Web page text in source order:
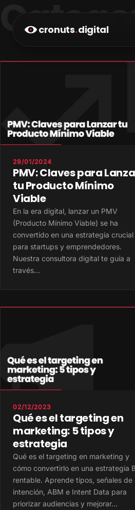
cronuts.digital
29/01/2024
PMV: Claves para
tu Producto Mínimo
Viable
En la era digital, lanzar un PMV
(Producto Mínimo Viable) se ha
convertido en una estrategia crucial
para startups y emprendedores.
Nuestra consultora digital te guía a
través…
02/12/2023
Qué es el targeting en
marketing: 5 tipos y
estrategia
Qué es el targeting en marketing y
cómo convertirlo en una estrategia
rentable. Aprende tipos, señales de
intención, ABM e Intent Data para
priorizar audiencias y mejorar…